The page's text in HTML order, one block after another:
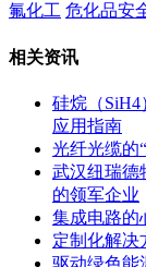
氟化工 危化品安
相关资讯
硅烷（SiH4
应用指南
光纤光缆的
武汉纽瑞德
的领军企业
集成电路
定制化解决
驱动绿色能